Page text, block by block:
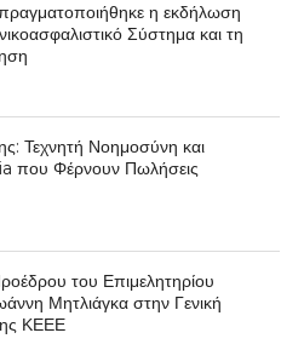
η εκδήλωση
Σύστημα και τη
Τεχνητή Νοημοσύνη και
που Φέρνουν Πωλήσεις
του Επιμελητηρίου
Μητλιάγκα στην Γενική
ΚΕΕΕ